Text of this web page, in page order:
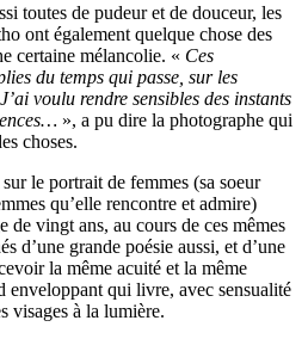
toutes de pudeur et de douceur, les
ont également quelque chose des
certaine mélancolie. « Ces
du temps qui passe, sur les
voulu rendre sensibles des instants
», a pu dire la photographe qui
choses.
le portrait de femmes (sa soeur
qu’elle rencontre et admire)
de vingt ans, au cours de ces mêmes
d’une grande poésie aussi, et d’une
la même acuité et la même
enveloppant qui livre, avec sensualité
visages à la lumière.